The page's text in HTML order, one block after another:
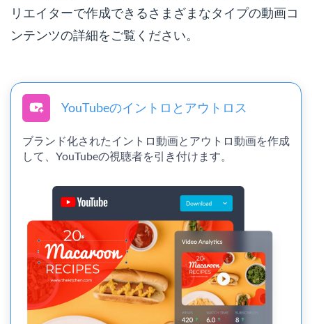
リエイターで作成できるさまざまなタイプの動画コ
ンテンツの詳細をご覧ください。
YouTubeのイントロとアウトロス
ブランド化されたイントロ動画とアウトロ動画を作成
して、YouTubeの視聴者を引き付けます。